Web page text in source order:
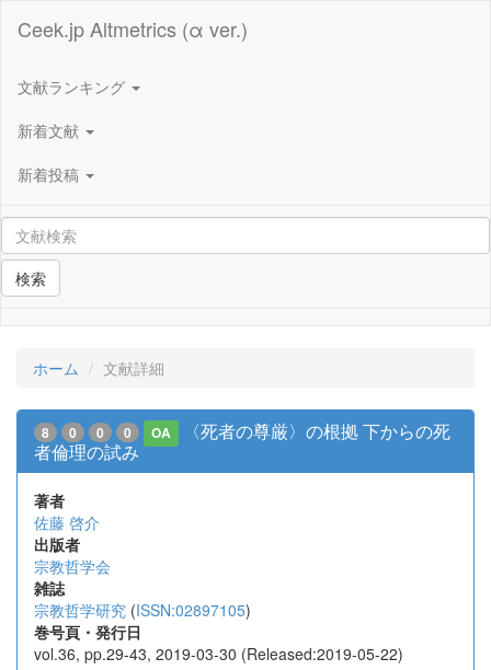
Ceek.jp Altmetrics (α ver.)
文献ランキング
新着文献
新着投稿
検索
ホーム 文献詳細
8 0 0 0 OA
〈死者の尊厳〉の根拠 下からの死
者倫理の試み
著者
佐藤 啓介
出版者
宗教哲学会
雑誌
宗教哲学研究 (ISSN:02897105)
巻号頁・発行日
vol.36, pp.29-43, 2019-03-30 (Released:2019-05-22)